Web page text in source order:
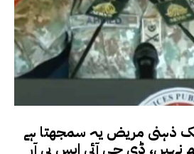
ذہنی مریض یہ سمجھتا ہے
نہیں، ڈی جی آئی ایس پی آر